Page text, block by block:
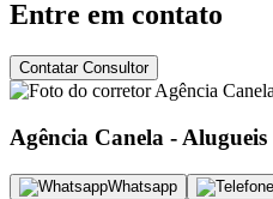
Entre em contato
Contatar Consultor
Agência Canela - Alugueis
Whatsapp